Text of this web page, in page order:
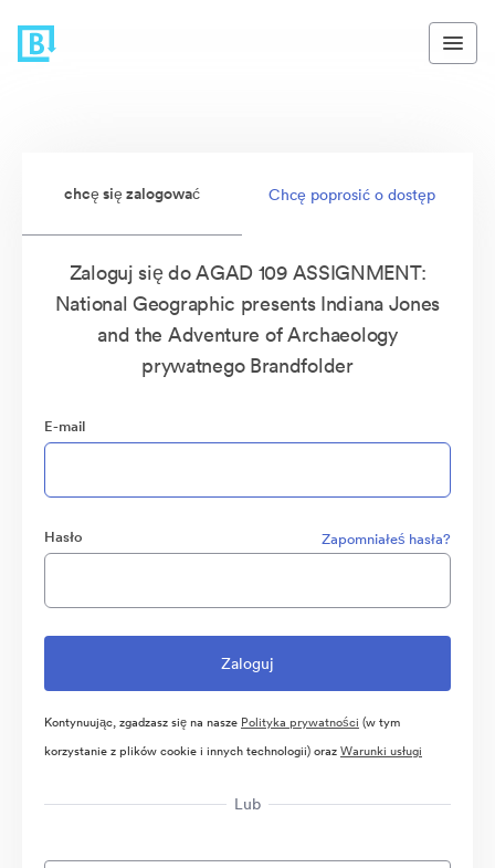
chcę się zalogować Chcę poprosić o dostęp
Zaloguj się do AGAD 109 ASSIGNMENT:
National Geographic presents Indiana Jones
and the Adventure of Archaeology
prywatnego Brandfolder
E-mail
Hasło Zapomniałeś hasła?
Kontynuując, zgadzasz się na nasze Polityka prywatności (w tym
korzystanie z plików cookie i innych technologii) orazWarunki usługi
Lub